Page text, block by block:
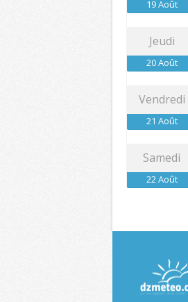
19 Août
Jeudi
20 Août
Vendredi
21 Août
Samedi
22 Août